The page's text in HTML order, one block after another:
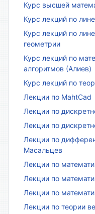
Курс высшей
Курс лекций по
Курс лекций по
геометрии
Курс лекций по
алгоритмов (Алиев)
Курс лекций по
Лекции по MahtCad
Лекции по
Лекции по
Лекции по
Масальцев
Лекции по
Лекции по
Лекции по
Лекции по теории